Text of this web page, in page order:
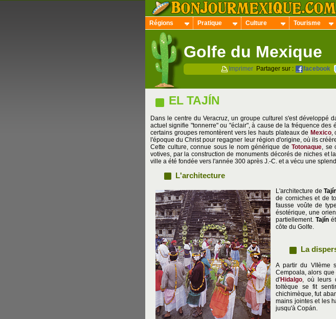
Régions Pratique Culture Tourisme
Golfe du Mexique
Imprimer Partager sur : facebook
EL TAJÍN
Dans le centre du Veracruz, un groupe culturel s'est développé
actuel signifie "tonnerre" ou "éclair", à cause de la fréquence
certains groupes remontèrent vers les hauts plateaux de Mexico,
l'époque du Christ pour regagner leur région d'origine, où ils
Cette culture, connue sous le nom générique deTotonaque, se
votives, par la construction de monuments décorés de niches et
ville a été fondée vers l'année 300 après J.-C. et a vécu une
L'architecture
L'architecture de
de corniches et de
fausse voûte de
ésotérique, une
partiellement. Tajín
côte du Golfe.
La
A partir du VIIème
Cempoala, alors que
d'Hidalgo , où leurs
toltèque se fit
chichimèque, fut
mains jointes et les
jusqu'à Copán.